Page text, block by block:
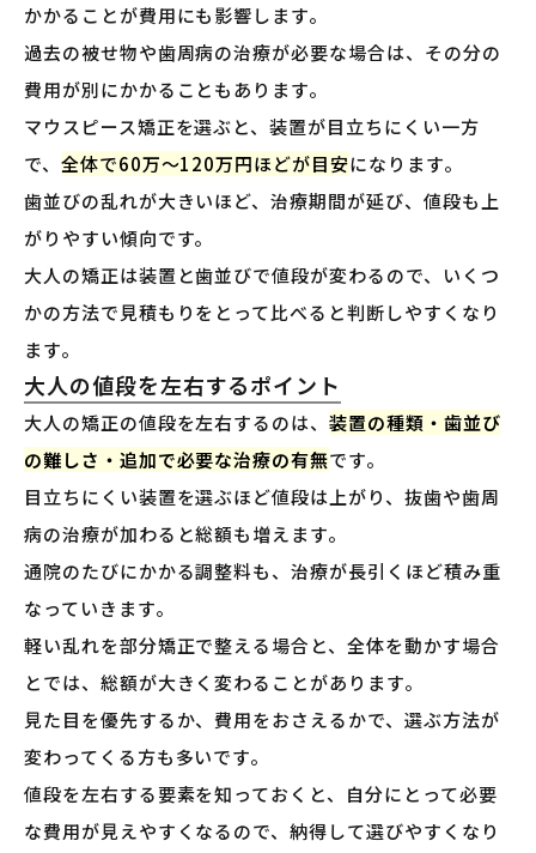
かかることが費用にも影響します。
過去の被せ物や歯周病の治療が必要な場合は、その分の
費用が別にかかることもあります。
マウスピース矯正を選ぶと、装置が目立ちにくい一方
で、 全体で60万〜120万円ほどが目安になります。
歯並びの乱れが大きいほど、治療期間が延び、値段も上
がりやすい傾向です。
大人の矯正は装置と歯並びで値段が変わるので、いくつ
かの方法で見積もりをとって比べると判断しやすくなり
ます。
大人の値段を左右するポイント
大人の矯正の値段を左右するのは、 装置の種類・歯並び
の難しさ・追加で必要な治療の有無です。
目立ちにくい装置を選ぶほど値段は上がり、抜歯や歯周
病の治療が加わると総額も増えます。
通院のたびにかかる調整料も、治療が長引くほど積み重
なっていきます。
軽い乱れを部分矯正で整える場合と、全体を動かす場合
とでは、総額が大きく変わることがあります。
見た目を優先するか、費用をおさえるかで、選ぶ方法が
変わってくる方も多いです。
値段を左右する要素を知っておくと、自分にとって必要
な費用が見えやすくなるので、納得して選びやすくなり